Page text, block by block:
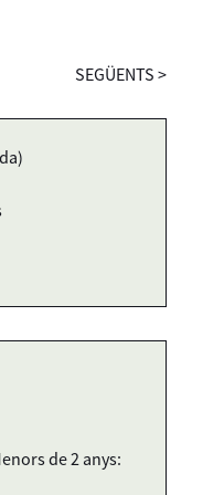
SEGÜENTS >
de 2 anys: